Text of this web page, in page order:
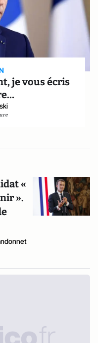
je vous écris
«
».